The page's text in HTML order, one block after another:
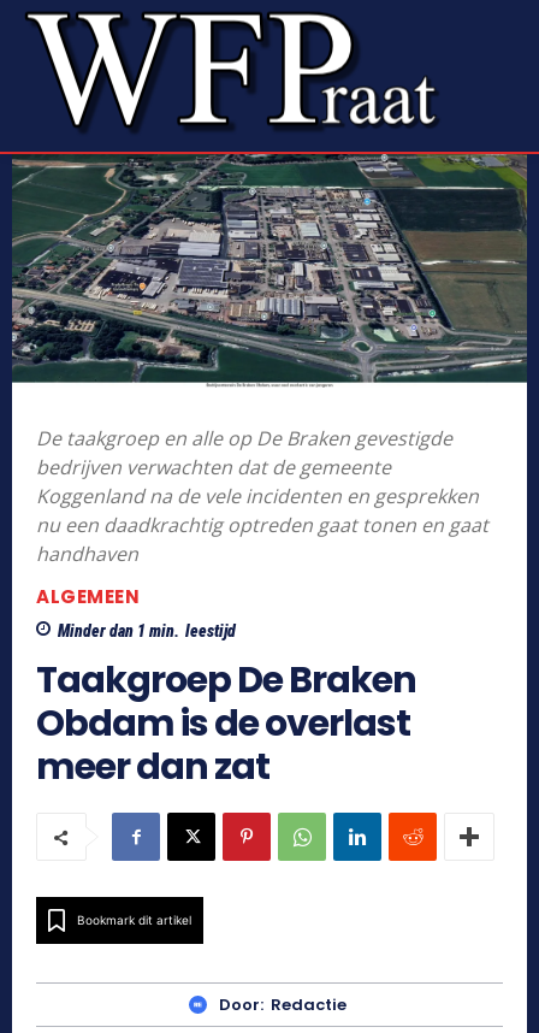
De taakgroep en alle op De Braken gevestigde
bedrijven verwachten dat de gemeente
Koggenland na de vele incidenten en gesprekken
nu een daadkrachtig optreden gaat tonen en gaat
handhaven
ALGEMEEN
Minder dan 1 min. leestijd
Taakgroep De Braken
Obdam is de overlast
meer dan zat
Bookmark dit artikel
Door: Redactie